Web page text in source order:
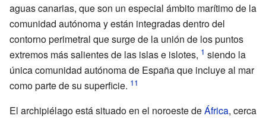
aguas canarias, que son un especial ámbito marítimo de la
comunidad autónoma y están integradas dentro del
contorno perimetral que surge de la unión de los puntos
extremos más salientes de las islas e islotes,
siendo la
única comunidad autónoma de España que incluye al mar
como parte de su superficie.
El archipiélago está situado en el noroeste deÁfrica, cerca